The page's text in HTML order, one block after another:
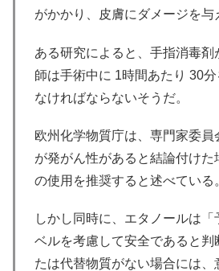
がかかり、皮膚にダメージを与
ある研究によると、手指消毒剤
師は手術中に 1時間あたり 30
なければならないそうだ。
欧州化学物質庁は、専門家委員
が発がん性があると結論付けた
の使用を推奨すると述べている
しかし同時に、エタノールは「
ベルを考慮して安全であると判
たは代替物質がない場合には、